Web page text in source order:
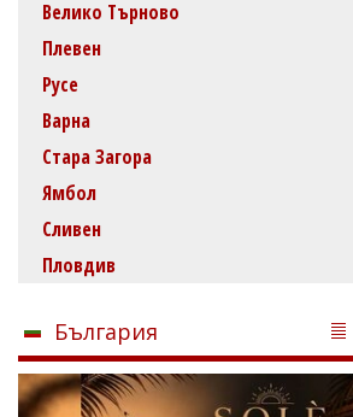
Велико Търново
Плевен
Русе
Варна
Стара Загора
Ямбол
Сливен
Пловдив
България